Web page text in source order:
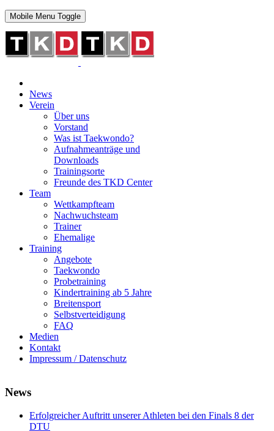
Mobile Menu Toggle
News
Verein
Über uns
Vorstand
Was ist Taekwondo?
Aufnahmeanträge und
Downloads
Trainingsorte
Freunde des TKD Center
Team
Wettkampfteam
Nachwuchsteam
Trainer
Ehemalige
Training
Angebote
Taekwondo
Probetraining
Kindertraining ab 5 Jahre
Breitensport
Selbstverteidigung
FAQ
Medien
Kontakt
Impressum / Datenschutz
News
Erfolgreicher Auftritt unserer Athleten bei den Finals 8 der
DTU